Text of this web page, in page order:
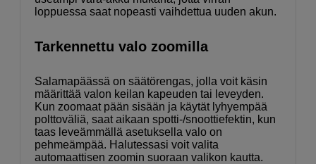
loppuessa saat nopeasti vaihdettua uuden akun.
Tarkennettu valo zoomilla
Salamapäässä on säätörengas, jolla voit käsin
määrittää valon keilan kapeuden tai leveyden.
Kun zoomaat pään sisään ja käytät lyhyempää
polttoväliä, saat aikaan spotti-/snoottiefektin, kun
taas leveämmällä asetuksella valo on
pehmeämpää. Halutessasi voit valita
automaattisen zoomin suoraan valikon kautta.